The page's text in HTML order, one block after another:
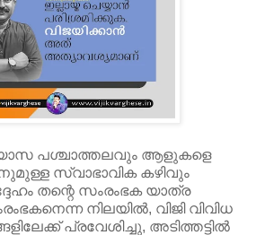
പശ്ചാത്തലവും ആളുകളെ
സ്വാഭാവിക കഴിവും
തന്റെ സംരംഭക യാത്ര
നിലയിൽ, വിജി വിവിധ
പ്രവേശിച്ചു, അടിത്തട്ടിൽ